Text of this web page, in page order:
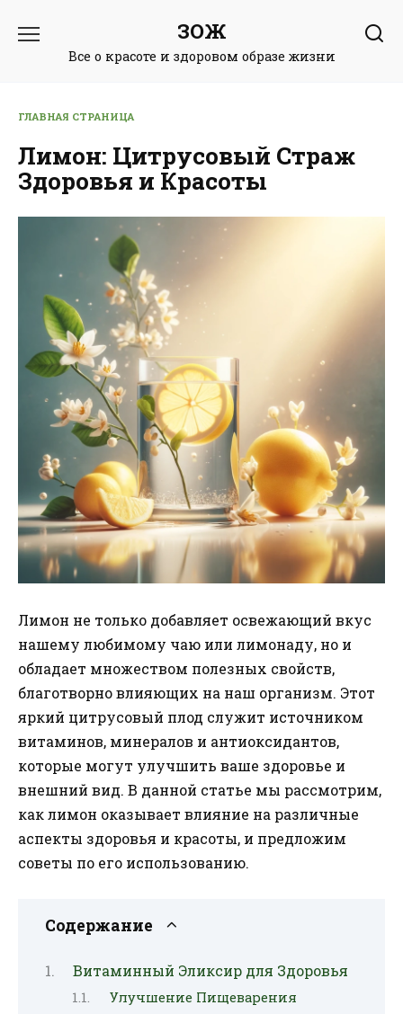
содержанию
ЗОЖ
Все о красоте и здоровом образе жизни
ГЛАВНАЯ СТРАНИЦА
Лимон: Цитрусовый Страж
Здоровья и Красоты
Лимон не только добавляет освежающий вкус
нашему любимому чаю или лимонаду, но и
обладает множеством полезных свойств,
благотворно влияющих на наш организм. Этот
яркий цитрусовый плод служит источником
витаминов, минералов и антиоксидантов,
которые могут улучшить ваше здоровье и
внешний вид. В данной статье мы рассмотрим,
как лимон оказывает влияние на различные
аспекты здоровья и красоты, и предложим
советы по его использованию.
Содержание
Витаминный Эликсир для Здоровья
Улучшение Пищеварения